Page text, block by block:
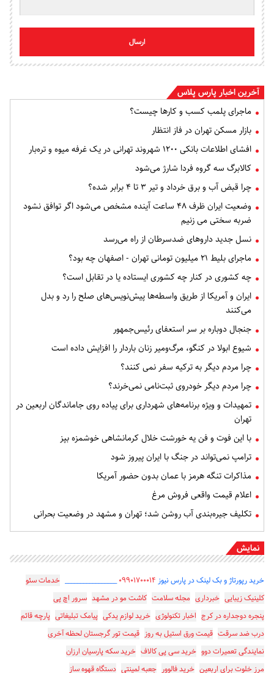
ارسال
آخرین اخبار پارس پلاس
ماجرای پلمب کسب و کارها چیست؟
بازار مسکن تهران در فاز انتظار
افشای اطلاعات بانکی ۱۲۰۰ شهروند تهرانی در یک غرفه میوه و تره‌بار
کالابرگ سه گروه فردا شارژ می‌شود
چرا قبض آب و برق خرداد و تیر ۳ تا ۴ برابر شده؟
وضعیت ایران ظرف ۴۸ ساعت آینده مشخص می‌شود اگر توافق نشود
ضربه سختی می زنیم
نسل جدید داروهای ضدسرطان از راه می‌رسد
ماجرای بلیط ۲۱ میلیون تومانی تهران - اصفهان چه بود؟
چه کشوری در کنار چه کشوری ایستاده یا در تقابل است؟
ایران و آمریکا از طریق واسطه‌ها پیش‌نویس‌های صلح را رد و بدل
می‌کنند
جنجال دوباره بر سر استعفای رئیس‌جمهور
شیوع ابولا در کنگو، مرگ‌ومیر زنان باردار را افزایش داده است
چرا مردم دیگر به ترکیه سفر نمی کنند؟
چرا مردم دیگر خودروی ثبت‌نامی نمی‌خرند؟
تمهیدات و ویژه برنامه‌های شهرداری برای پیاده روی جاماندگان اربعین در
تهران
با این فوت و فن یه خورشت خلال کرمانشاهی خوشمزه بپز
ترامپ نمی‌تواند در جنگ با ایران پیروز شود
مذاکرات تنگه هرمز با عمان بدون حضور آمریکا
اعلام قیمت واقعی فروش مرغ
تکلیف جیره‌بندی آب روشن شد؛ تهران و مشهد در وضعیت بحرانی
نمایش
خرید رپورتاژ و بک لینک در پارس نیوز ۰۹۹۰۱۷۰۰۰۱۴_________________ خدمات سئو
کلینیک زیبایی خبرداری مجله سلامت کاشت مو در مشهد سرور اچ پی
پنجره دوجداره در کرج اخبار تکنولوژی خرید لوازم یدکی پیامک تبلیغاتی پارچه قائم
درب ضد سرقت قیمت ورق استیل به روز قیمت تور گرجستان لحظه آخری
نمایندگی تعمیرات دوو خرید سی پی کالاف خرید سکه پارسیان ارزان
مرز خلوت برای اربعین خرید فالوور جعبه لمینتی دستگاه قهوه ساز